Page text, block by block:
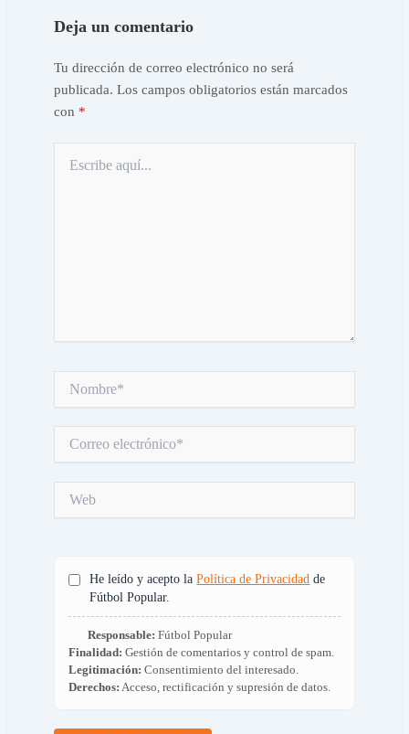
Deja un comentario
Tu dirección de correo electrónico no será
publicada. Los campos obligatorios están marcados
con *
aquí...
electrónico*
He leído y acepto laPolítica de Privacidad de
Fútbol Popular.
Responsable: Fútbol Popular
Finalidad: Gestión de comentarios y control de spam.
Legitimación: Consentimiento del interesado.
Derechos: Acceso, rectificación y supresión de datos.